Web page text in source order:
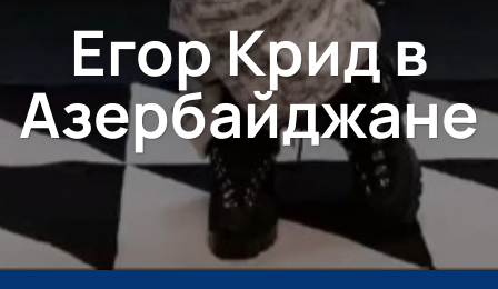
Егор Крид в
Азербайджане